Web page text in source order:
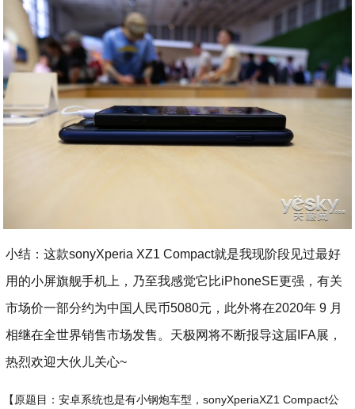
小结：这款sonyXperia XZ1 Compact就是我现阶段见过最好
用的小屏旗舰手机上，乃至我感觉它比iPhoneSE更强，有关
市场价一部分约为中国人民币5080元，此外将在2020年 9 月
相继在全世界销售市场发售。天极网将不断报导这届IFA展，
热烈欢迎大伙儿关心~
【原题目：安卓系统也是有小钢炮车型，sonyXperiaXZ1 Compact公